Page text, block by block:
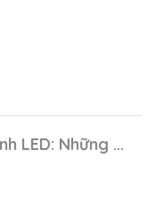
LED: Những ...